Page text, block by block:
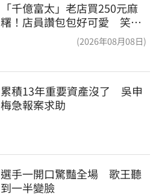
「千億富太」老店買250元麻
糬！店員讚包包好可愛 笑
(2026年08月08日)
累積13年重要資產沒了　吳申
梅急報案求助
選手一開口驚豔全場　歌王聽
到一半變臉